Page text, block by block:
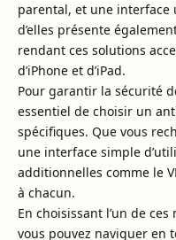
parental, et une interface
d’elles présente
rendant ces solutions
d’iPhone et d’iPad.
Pour garantir la sécurité
essentiel de choisir un
spécifiques. Que vous
une interface simple
additionnelles comme le
à chacun.
En choisissant l’un de
vous pouvez naviguer en